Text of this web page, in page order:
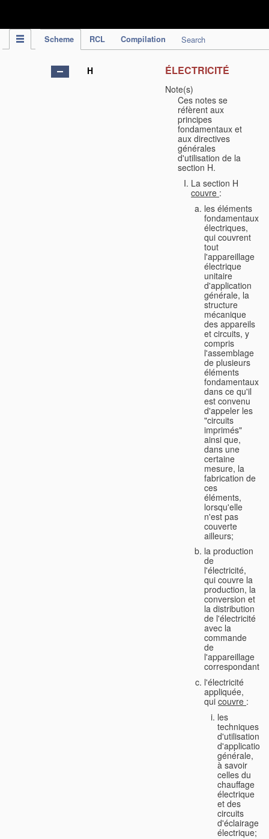
Scheme RCL Compilation Search
H ÉLECTRICITÉ
Note(s)
Ces notes se
réfèrent aux
principes
fondamentaux et
aux directives
générales
d'utilisation de la
section H.
La section H
couvre :
les éléments
fondamentaux
électriques,
qui couvrent
tout
l'appareillage
électrique
unitaire
d'application
générale, la
structure
mécanique
des appareils
et circuits, y
compris
l'assemblage
de plusieurs
éléments
fondamentaux
dans ce qu'il
est convenu
d'appeler les
"circuits
imprimés"
ainsi que,
dans une
certaine
mesure, la
fabrication de
ces
éléments,
lorsqu'elle
n'est pas
couverte
ailleurs;
la production
de
l'électricité,
qui couvre la
production, la
conversion et
la distribution
de l'électricité
avec la
commande
de
l'appareillage
correspondant;
l'électricité
appliquée,
qui couvre :
les
techniques
d'utilisation
d'application
générale,
à savoir
celles du
chauffage
électrique
et des
circuits
d'éclairage
électrique;